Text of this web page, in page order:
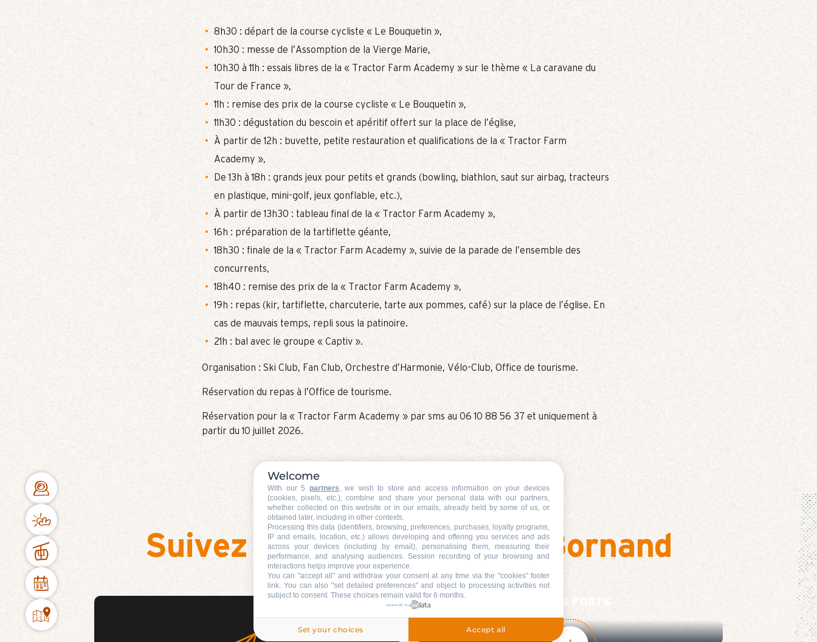
8h30 : départ de la course cycliste « Le Bouquetin »,
10h30 : messe de l’Assomption de la Vierge Marie,
10h30 à 11h : essais libres de la « Tractor Farm Academy » sur le thème « La caravane du
Tour de France »,
11h : remise des prix de la course cycliste « Le Bouquetin »,
11h30 : dégustation du bescoin et apéritif offert sur la place de l’église,
À partir de 12h : buvette, petite restauration et qualifications de la « Tractor Farm
Academy »,
De 13h à 18h : grands jeux pour petits et grands (bowling, biathlon, saut sur airbag, tracteurs
en plastique, mini-golf, jeux gonflable, etc.),
À partir de 13h30 : tableau final de la « Tractor Farm Academy »,
16h : préparation de la tartiflette géante,
18h30 : finale de la « Tractor Farm Academy », suivie de la parade de l’ensemble des
concurrents,
18h40 : remise des prix de la « Tractor Farm Academy »,
19h : repas (kir, tartiflette, charcuterie, tarte aux pommes, café) sur la place de l’église. En
cas de mauvais temps, repli sous la patinoire.
21h : bal avec le groupe « Captiv ».
Organisation : Ski Club, Fan Club, Orchestre d’Harmonie, Vélo-Club, Office de tourisme.
Réservation du repas à l’Office de tourisme.
Réservation pour la « Tractor Farm Academy » par sms au 06 10 88 56 37 et uniquement à
partir du 10 juillet 2026.
Suivez l'agenda du Grand-Bornand
TEMPS FORTS
Welcome
With our 5 partners, we wish to store and access information on your devices
(cookies, pixels, etc.), combine and share your personal data with our partners,
whether collected on this website or in our emails, already held by some of us, or
obtained later, including in other contexts.
Processing this data (identifiers, browsing, preferences, purchases, loyalty programs,
IP and emails, location, etc.) allows developing and offering you services and ads
across your devices (including by email), personalising them, measuring their
performance, and analysing audiences. Session recording of your browsing and
interactions helps improve your experience.
You can "accept all" and withdraw your consent at any time via the "cookies" footer
link. You can also "set detailed preferences" and object to processing activities not
subject to consent. These choices remain valid for 6 months.
powered by
Set your choices Accept all